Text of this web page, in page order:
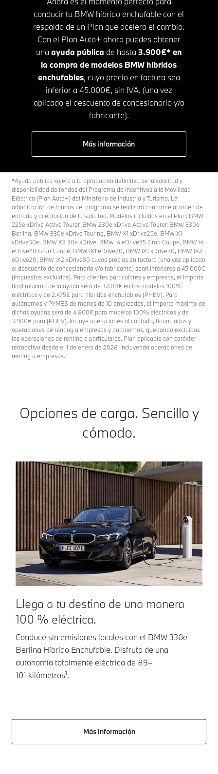
conducir tu BMW híbrido enchufable con el
respaldo de un Plan que acelera el cambio.
Con el Plan Auto+ ahora puedes obtener
una ayuda pública de hasta 3.900€* en
la compra de modelos BMW híbridos
enchufables, cuyo precio en factura sea
inferior a 45.000€, sin IVA. (una vez
aplicado el descuento de concesionario y/o
fabricante).
Más información
*Ayuda pública sujeta a la aprobación definitiva de la solicitud y
disponibilidad de fondos del Programa de Incentivos a la Movilidad
Eléctrica (Plan Auto+) del Ministerio de Industria y Turismo. La
adjudicación de fondos del programa se realizará conforme al orden de
entrada y aceptación de la solicitud. Modelos incluidos en el Plan: BMW
225e xDrive Active Tourer, BMW 230e xDrive Active Tourer, BMW 330e
Berlina, BMW 330e xDrive Touring, BMW X1 xDrive25e, BMW X1
xDrive30e, BMW X3 30e xDrive, BMW i4 eDrive35 Gran Coupé, BMW i4
eDrive40 Gran Coupé, BMW iX1 eDrive20, BMW iX1 xDrive30, BMW iX2
eDrive20, BMW iX2 xDrive30 cuyos precios en factura (una vez aplicado
el descuento de concesionario y/o fabricante) sean inferiores a 45.000€
(impuestos excluidos). Para clientes particulares y empresas, el importe
final máximo de la ayuda será de 3.600€ en los modelos 100%
eléctricos y de 2.475€ para híbridos enchufables (PHEV). Para
autónomos y PYMES de menos de 10 empleados, el importe máximo de
dichas ayudas será de 4.800€ para modelos 100% eléctricos y de
3.900€ para (PHEV). Incluye operaciones al contado, financiadas y
operaciones de renting a empresas y autónomos, quedando excluidas
las operaciones de renting a particulares. Plan aplicable con carácter
retroactivo desde el 1 de enero de 2026, incluyendo operaciones de
renting a empresas.
Opciones de carga. Sencillo y
cómodo.
Llega a tu destino de una manera
100 % eléctrica.
Conduce sin emisiones locales con el BMW 330e
Berlina Híbrido Enchufable. Disfruta de una
autonomía totalmente eléctrica de 89–
101 kilómetros1.
Más información